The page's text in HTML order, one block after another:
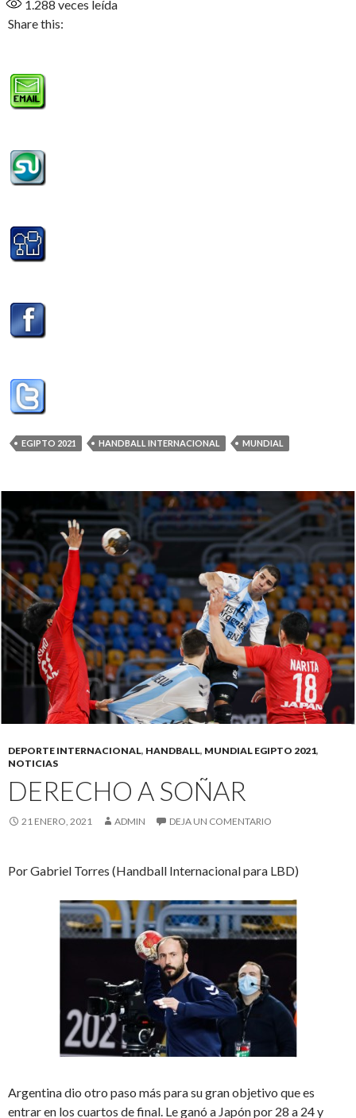
1.288 veces leída
Share this:
EGIPTO 2021 HANDBALL INTERNACIONAL MUNDIAL
DEPORTE INTERNACIONAL, HANDBALL, MUNDIAL EGIPTO 2021,
NOTICIAS
DERECHO A SOÑAR
21 ENERO, 2021 ADMIN DEJA UN COMENTARIO
Por Gabriel Torres (Handball Internacional para LBD)
Argentina dio otro paso más para su gran objetivo que es
entrar en los cuartos de final. Le ganó a Japón por 28 a 24 y